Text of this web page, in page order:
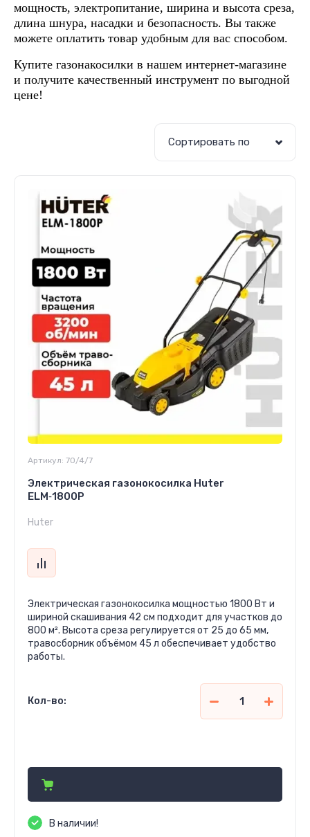
мощность, электропитание, ширина и высота среза,
длина шнура, насадки и безопасность. Вы также
можете оплатить товар удобным для вас способом.
Купите газонакосилки в нашем интернет-магазине
и получите качественный инструмент по выгодной
цене!
Сортировать по
Артикул: 70/4/7
Электрическая газонокосилка Huter
ELM‑1800P
Huter
Электрическая газонокосилка мощностью 1800 Вт и
шириной скашивания 42 см подходит для участков до
800 м². Высота среза регулируется от 25 до 65 мм,
травосборник объёмом 45 л обеспечивает удобство
работы.
Кол-во:
В наличии!